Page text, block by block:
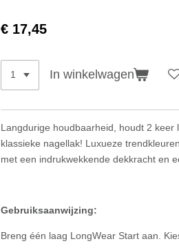
€ 17,45
In winkelwagen
Langdurige houdbaarheid, houdt 2 keer
klassieke nagellak! Luxueze
met een indrukwekkende dekkracht en
Gebruiksaanwijzing:
Breng één laag LongWear Start aan.